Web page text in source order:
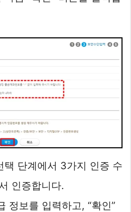
택 단계에서 3가지 인증 수
인증합니다.
정보를 입력하고, “확인”